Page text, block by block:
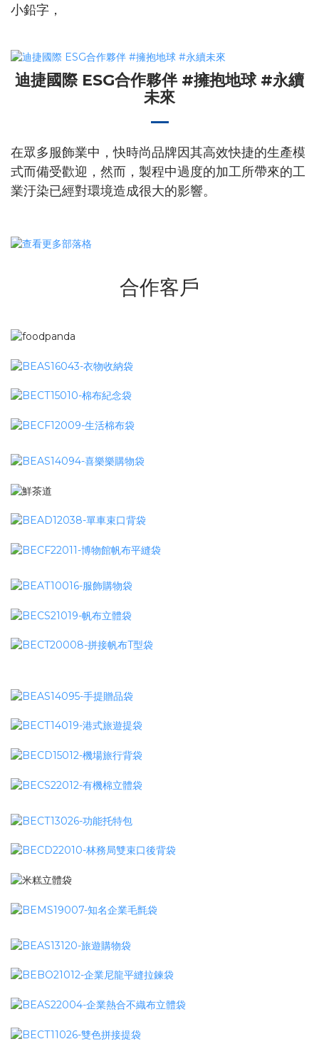
小鉛字，
迪捷國際 ESG合作夥伴 #擁抱地球 #永續
未來
在眾多服飾業中，快時尚品牌因其高效快捷的生產模
式而備受歡迎， 然而，製程中過度的加工所帶來的工
業汙染已經對環境造成很大的影響。
合作客戶